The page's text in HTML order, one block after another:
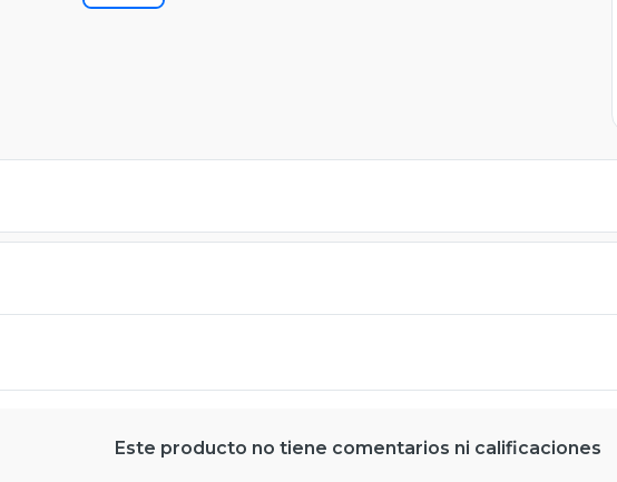
Este producto no tiene comentarios ni calificaciones